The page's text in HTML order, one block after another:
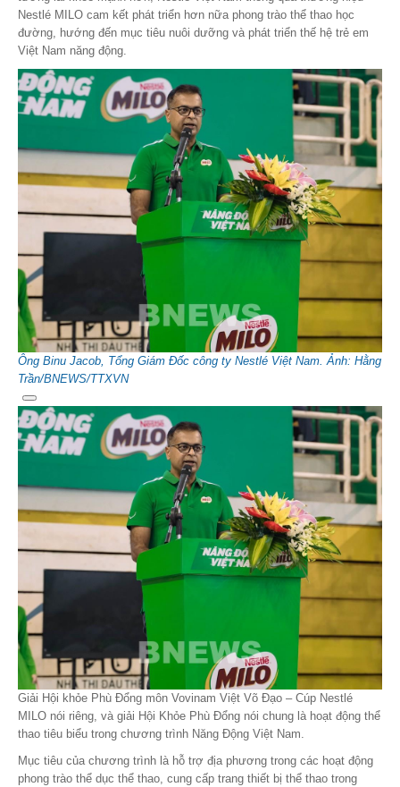
Nestlé MILO cam kết phát triển hơn nữa phong trào thể thao học
đường, hướng đến mục tiêu nuôi dưỡng và phát triển thế hệ trẻ em
Việt Nam năng động.
Ông Binu Jacob, Tổng Giám Đốc công ty Nestlé Việt Nam. Ảnh: Hằng
Trần/BNEWS/TTXVN
Giải Hội khỏe Phù Đổng môn Vovinam Việt Võ Đạo – Cúp Nestlé
MILO nói riêng, và giải Hội Khỏe Phù Đổng nói chung là hoạt động thể
thao tiêu biểu trong chương trình Năng Động Việt Nam.
Mục tiêu của chương trình là hỗ trợ địa phương trong các hoạt động
phong trào thể dục thể thao, cung cấp trang thiết bị thể thao trong